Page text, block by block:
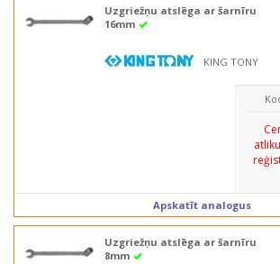
Uzgriežņu atslēga ar šarnīru
16mm
KING TONY
Apskatīt analogus
Uzgriežņu atslēga ar šarnīru
8mm